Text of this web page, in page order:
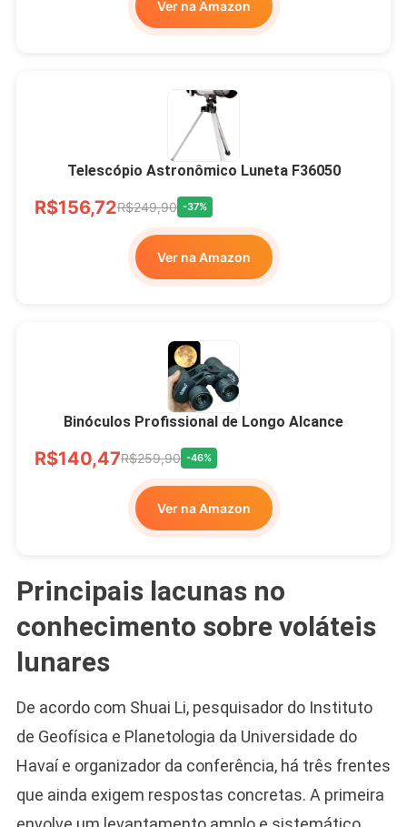
Ver na Amazon
Telescópio Astronômico Luneta F36050
R$156,72R$249,90 -37%
Ver na Amazon
Binóculos Profissional de Longo Alcance
R$140,47R$259,90 -46%
Ver na Amazon
Principais lacunas no
conhecimento sobre voláteis
lunares
De acordo com Shuai Li, pesquisador do Instituto
de Geofísica e Planetologia da Universidade do
Havaí e organizador da conferência, há três frentes
que ainda exigem respostas concretas. A primeira